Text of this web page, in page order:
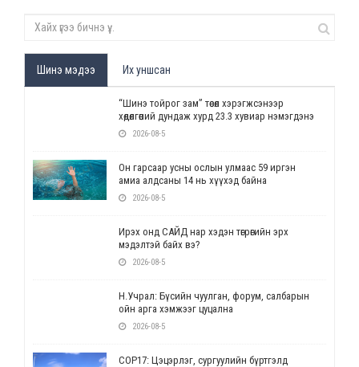
Шинэ мэдээ Их уншсан
“Шинэ тойрог зам” төсөл хэрэгжсэнээр
хөдөлгөөний дундаж хурд 23.3 хувиар нэмэгдэнэ
2026-08-5
Он гарсаар усны ослын улмаас 59 иргэн
амиа алдсаны 14 нь хүүхэд байна
2026-08-5
Ирэх онд САЙД нар хэдэн төгрөгийн эрх
мэдэлтэй байх вэ?
2026-08-5
Н.Учрал: Бүсийн чуулган, форум, салбарын
ойн арга хэмжээг цуцална
2026-08-5
СОР17: Цэцэрлэг, сургуулийн бүртгэлд